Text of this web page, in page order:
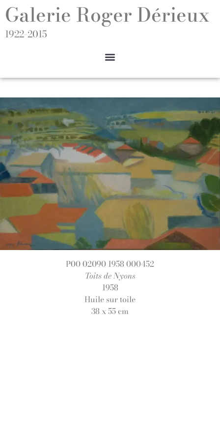
Galerie Roger Dérieux
1922-2015
P00 02090 1958 000452
Toits de Nyons
1958
Huile sur toile
38 x 55 cm